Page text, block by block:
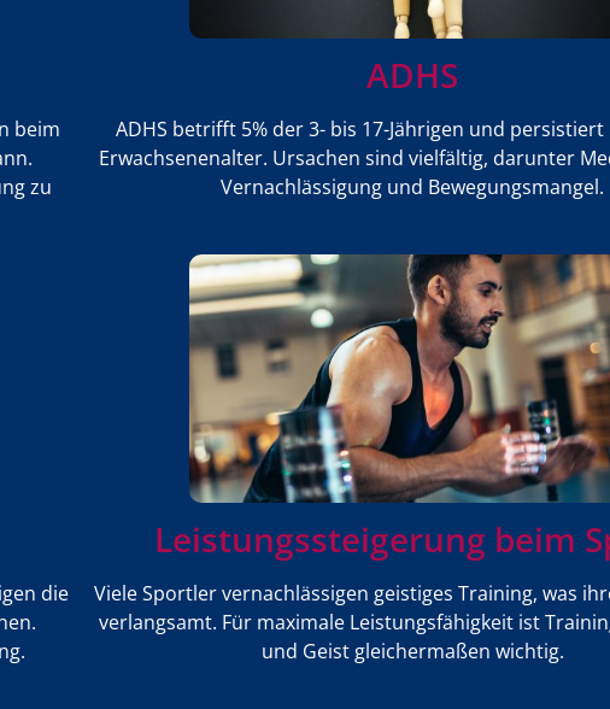
beim
zu
ADHS
ADHS betrifft 5% der 3- bis 17-Jährigen und persistiert
Erwachsenenalter. Ursachen sind vielfältig, darunter
Vernachlässigung und Bewegungsmangel.
die
Leistungssteigerung beim
Viele Sportler vernachlässigen geistiges Training, was
verlangsamt. Für maximale Leistungsfähigkeit ist
und Geist gleichermaßen wichtig.